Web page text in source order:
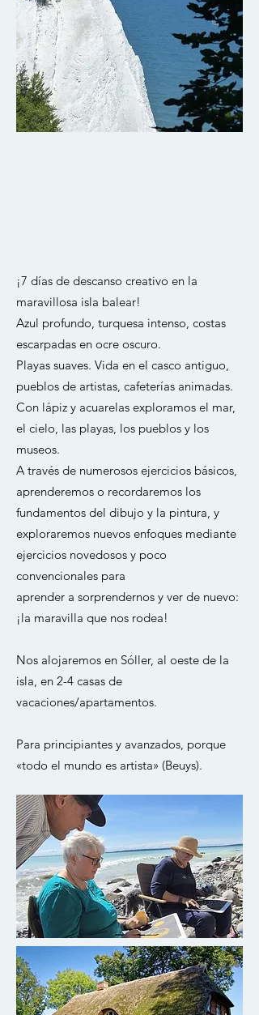
¡7 días de descanso creativo en la
maravillosa isla balear!
Azul profundo, turquesa intenso, costas
escarpadas en ocre oscuro.
Playas suaves. Vida en el casco antiguo,
pueblos de artistas, cafeterías animadas.
Con lápiz y acuarelas exploramos el mar,
el cielo, las playas, los pueblos y los
museos.
A través de numerosos ejercicios básicos,
aprenderemos o recordaremos los
fundamentos del dibujo y la pintura, y
exploraremos nuevos enfoques mediante
ejercicios novedosos y poco
convencionales para
aprender a sorprendernos y ver de nuevo:
¡la maravilla que nos rodea!
Nos alojaremos en Sóller, al oeste de la
isla, en 2-4 casas de
vacaciones/apartamentos.
Para principiantes y avanzados, porque
«todo el mundo es artista» (Beuys).